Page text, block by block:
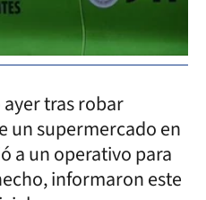
tras robar
un supermercado en
a un operativo para
informaron este